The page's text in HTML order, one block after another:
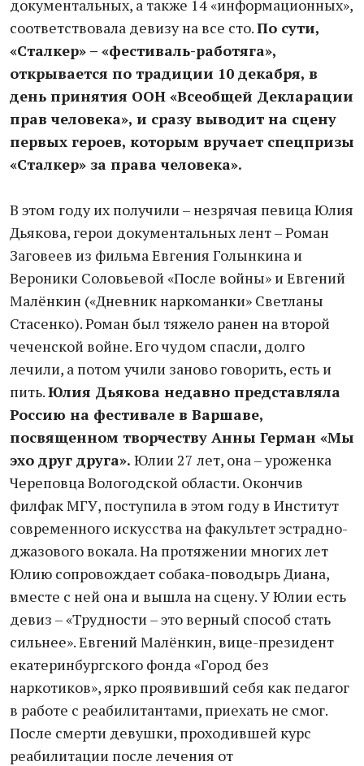
документальных, а также 14 «информационных»,
соответствовала девизу на все сто.По сути,
«Сталкер» – «фестиваль-работяга»,
открывается по традиции 10 декабря, в
день принятия ООН «Всеобщей Декларации
прав человека», и сразу выводит на сцену
первых героев, которым вручает спецпризы
«Сталкер» за права человека».
В этом году их получили – незрячая певица Юлия
Дьякова, герои документальных лент – Роман
Заговеев из фильма Евгения Голынкина и
Вероники Соловьевой «После войны» и Евгений
Малёнкин («Дневник наркоманки» Светланы
Стасенко). Роман был тяжело ранен на второй
чеченской войне. Его чудом спасли, долго
лечили, а потом учили заново говорить, есть и
пить.Юлия Дьякова недавно представляла
Россию на фестивале в Варшаве,
посвященном творчеству Анны Герман «Мы
эхо друг друга». Юлии 27 лет, она – уроженка
Череповца Вологодской области. Окончив
филфак МГУ, поступила в этом году в Институт
современного искусства на факультет эстрадно-
джазового вокала. На протяжении многих лет
Юлию сопровождает собака-поводырь Диана,
вместе с ней она и вышла на сцену. У Юлии есть
девиз – «Трудности – это верный способ стать
сильнее». Евгений Малёнкин, вице-президент
екатеринбургского фонда «Город без
наркотиков», ярко проявивший себя как педагог
в работе с реабилитантами, приехать не смог.
После смерти девушки, проходившей курс
реабилитации после лечения от